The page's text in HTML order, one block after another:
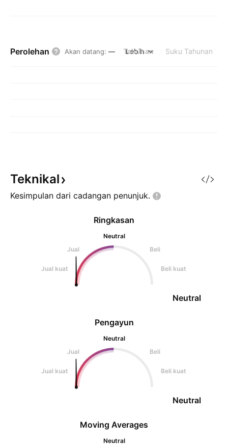
Perolehan Akan datang: — Tahunan Suku Tahunan
Lebih
Teknikal
Kesimpulan dari cadangan penunjuk.
Pengayun
Neutral
Jual
Beli
Jual kuat Beli kuat
Neutral
Ringkasan
Neutral
Jual
Beli
Jual kuat Beli kuat
Neutral
Moving Averages
Neutral